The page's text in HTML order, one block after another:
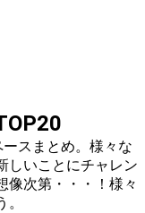
スまとめ。様々な
しいことにチャレン
像次第・・・！様々